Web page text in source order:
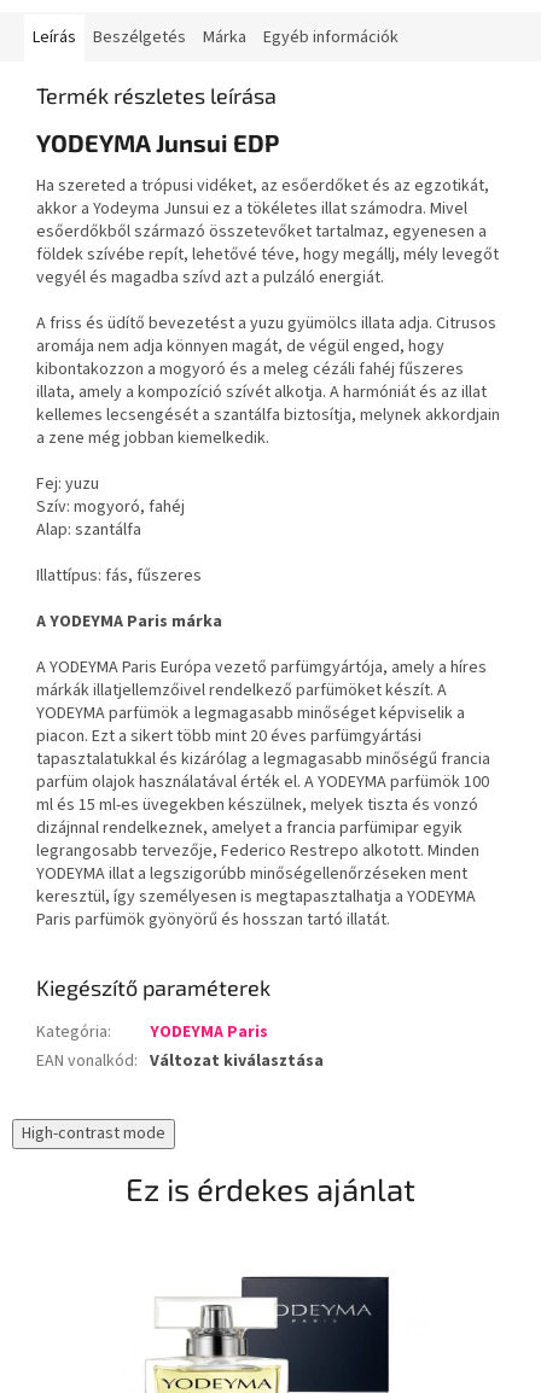
Leírás Beszélgetés Márka Egyéb információk
Termék részletes leírása
YODEYMA Junsui EDP
Ha szereted a trópusi vidéket, az esőerdőket és az egzotikát,
akkor a Yodeyma Junsui ez a tökéletes illat számodra. Mivel
esőerdőkből származó összetevőket tartalmaz, egyenesen a
földek szívébe repít, lehetővé téve, hogy megállj, mély levegőt
vegyél és magadba szívd azt a pulzáló energiát.
A friss és üdítő bevezetést a yuzu gyümölcs illata adja. Citrusos
aromája nem adja könnyen magát, de végül enged, hogy
kibontakozzon a mogyoró és a meleg cézáli fahéj fűszeres
illata, amely a kompozíció szívét alkotja. A harmóniát és az illat
kellemes lecsengését a szantálfa biztosítja, melynek akkordjain
a zene még jobban kiemelkedik.
Fej: yuzu
Szív: mogyoró, fahéj
Alap: szantálfa
Illattípus: fás, fűszeres
A YODEYMA Paris márka
A YODEYMA Paris Európa vezető parfümgyártója, amely a híres
márkák illatjellemzőivel rendelkező parfümöket készít. A
YODEYMA parfümök a legmagasabb minőséget képviselik a
piacon. Ezt a sikert több mint 20 éves parfümgyártási
tapasztalatukkal és kizárólag a legmagasabb minőségű francia
parfüm olajok használatával érték el. A YODEYMA parfümök 100
ml és 15 ml-es üvegekben készülnek, melyek tiszta és vonzó
dizájnnal rendelkeznek, amelyet a francia parfümipar egyik
legrangosabb tervezője, Federico Restrepo alkotott. Minden
YODEYMA illat a legszigorúbb minőségellenőrzéseken ment
keresztül, így személyesen is megtapasztalhatja a YODEYMA
Paris parfümök gyönyörű és hosszan tartó illatát.
Kiegészítő paraméterek
Kategória:
YODEYMA Paris
EAN vonalkód: Változat kiválasztása
High-contrast mode
Ez is érdekes ajánlat